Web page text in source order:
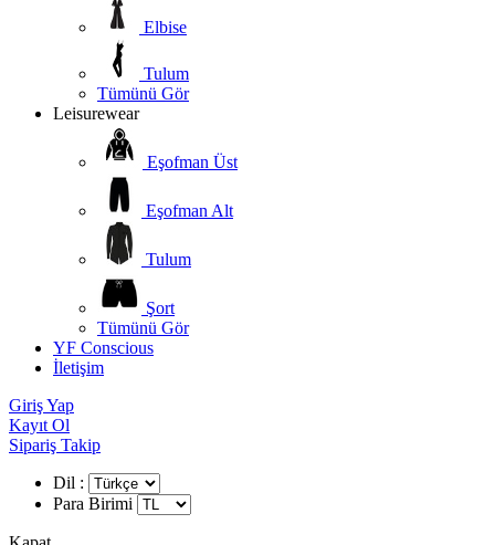
Elbise
Tulum
Tümünü Gör
Leisurewear
Eşofman Üst
Eşofman Alt
Tulum
Şort
Tümünü Gör
YF Conscious
İletişim
Giriş Yap
Kayıt Ol
Sipariş Takip
Dil :
Para Birimi